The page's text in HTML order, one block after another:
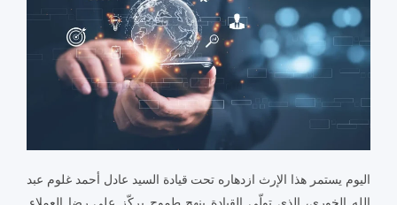
اليوم يستمر هذا الإرث ازدهاره تحت قيادة السيد عادل أحمد غلوم عبد